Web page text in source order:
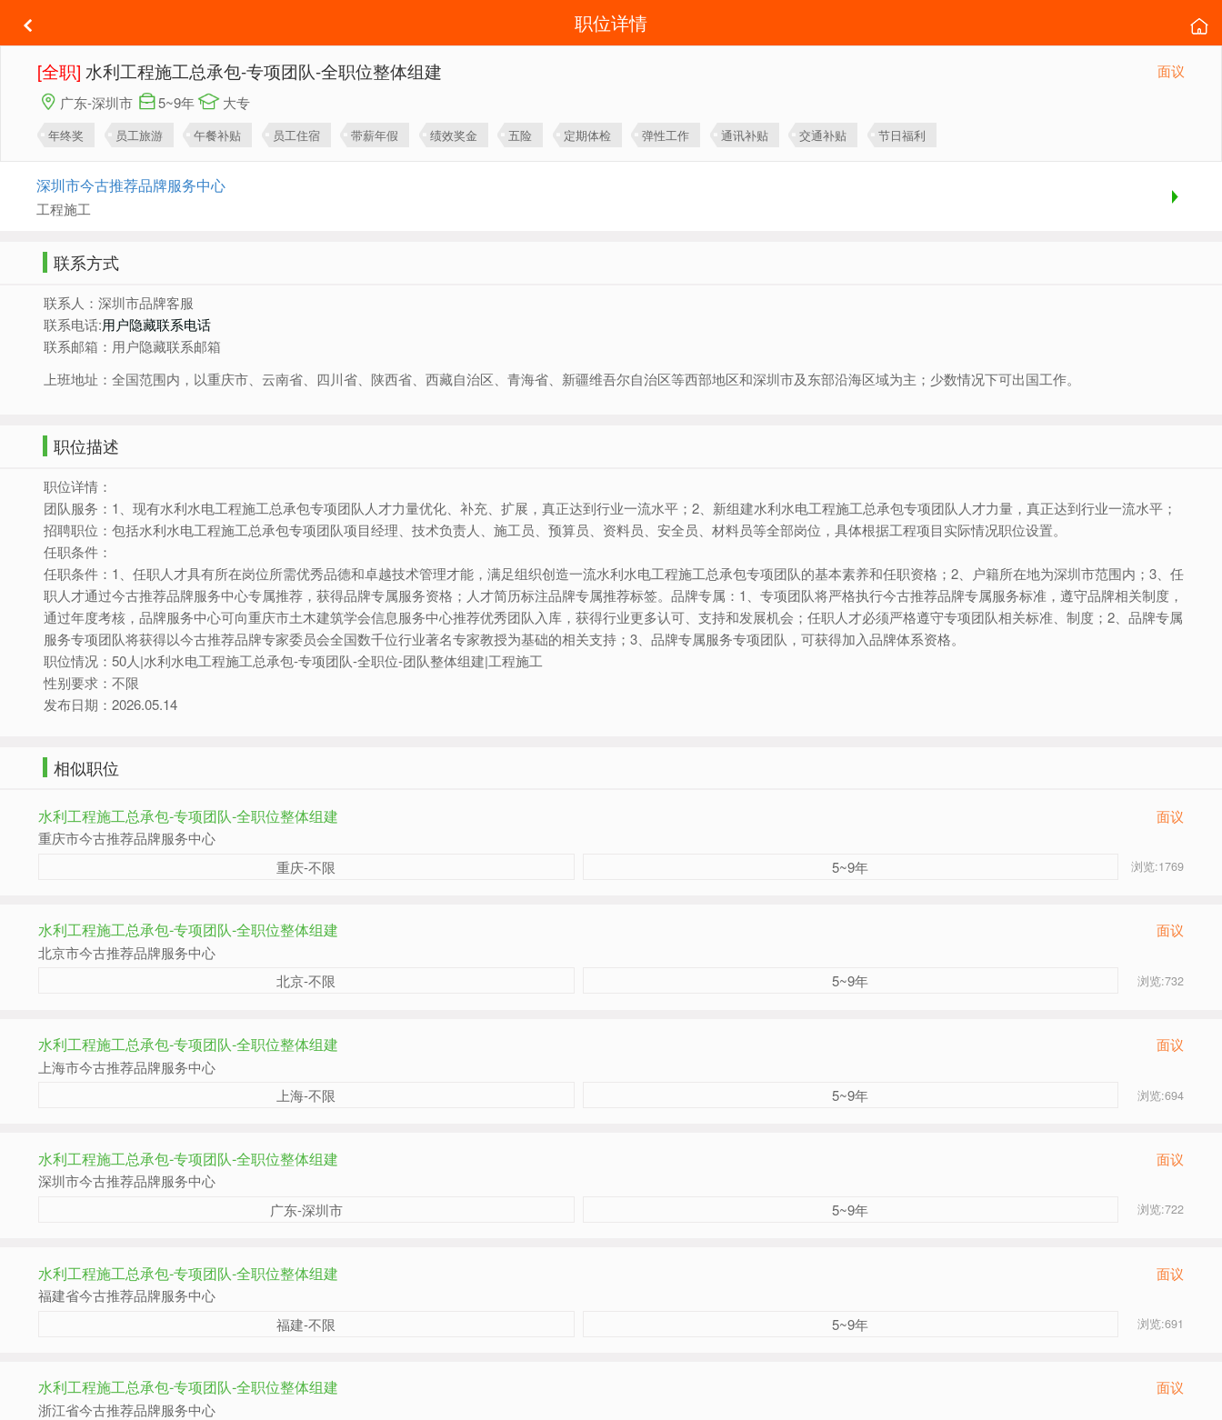
职位详情
[全职] 水利工程施工总承包-专项团队-全职位整体组建
面议
广东-深圳市
5~9年 大专
年终奖 员工旅游 午餐补贴 员工住宿 带薪年假 绩效奖金 五险 定期体检 弹性工作 通讯补贴 交通补贴 节日福利
深圳市今古推荐品牌服务中心
工程施工
联系方式
联系人：深圳市品牌客服
联系电话:用户隐藏联系电话
联系邮箱：用户隐藏联系邮箱
上班地址：全国范围内，以重庆市、云南省、四川省、陕西省、西藏自治区、青海省、新疆维吾尔自治区等西部地区和深圳市及东部沿海区域为主；少数情况下可出国工作。
职位描述
职位详情：
团队服务：1、现有水利水电工程施工总承包专项团队人才力量优化、补充、扩展，真正达到行业一流水平；2、新组建水利水电工程施工总承包专项团队人才力量，真正达到行业一流水平；
招聘职位：包括水利水电工程施工总承包专项团队项目经理、技术负责人、施工员、预算员、资料员、安全员、材料员等全部岗位，具体根据工程项目实际情况职位设置。
任职条件：
任职条件：1、任职人才具有所在岗位所需优秀品德和卓越技术管理才能，满足组织创造一流水利水电工程施工总承包专项团队的基本素养和任职资格；2、户籍所在地为深圳市范围内；3、任
职人才通过今古推荐品牌服务中心专属推荐，获得品牌专属服务资格；人才简历标注品牌专属推荐标签。品牌专属：1、专项团队将严格执行今古推荐品牌专属服务标准，遵守品牌相关制度，
通过年度考核，品牌服务中心可向重庆市土木建筑学会信息服务中心推荐优秀团队入库，获得行业更多认可、支持和发展机会；任职人才必须严格遵守专项团队相关标准、制度；2、品牌专属
服务专项团队将获得以今古推荐品牌专家委员会全国数千位行业著名专家教授为基础的相关支持；3、品牌专属服务专项团队，可获得加入品牌体系资格。
职位情况：50人|水利水电工程施工总承包-专项团队-全职位-团队整体组建|工程施工
性别要求：不限
发布日期：2026.05.14
相似职位
水利工程施工总承包-专项团队-全职位整体组建
面议
重庆市今古推荐品牌服务中心
重庆-不限
5~9年 浏览:1769
水利工程施工总承包-专项团队-全职位整体组建
面议
北京市今古推荐品牌服务中心
北京-不限
5~9年 浏览:732
水利工程施工总承包-专项团队-全职位整体组建
面议
上海市今古推荐品牌服务中心
上海-不限
5~9年 浏览:694
水利工程施工总承包-专项团队-全职位整体组建
面议
深圳市今古推荐品牌服务中心
广东-深圳市
5~9年 浏览:722
水利工程施工总承包-专项团队-全职位整体组建
面议
福建省今古推荐品牌服务中心
福建-不限
5~9年 浏览:691
水利工程施工总承包-专项团队-全职位整体组建
面议
浙江省今古推荐品牌服务中心